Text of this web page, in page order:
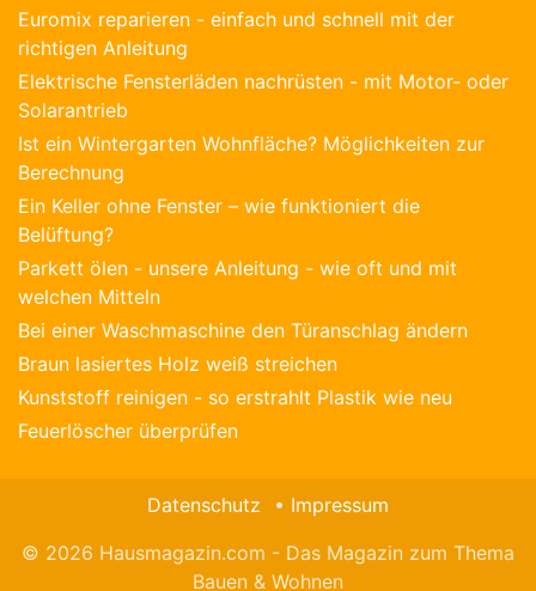
Euromix reparieren - einfach und schnell mit der
richtigen Anleitung
Elektrische Fensterläden nachrüsten - mit Motor- oder
Solarantrieb
Ist ein Wintergarten Wohnfläche? Möglichkeiten zur
Berechnung
Ein Keller ohne Fenster – wie funktioniert die
Belüftung?
Parkett ölen - unsere Anleitung - wie oft und mit
welchen Mitteln
Bei einer Waschmaschine den Türanschlag ändern
Braun lasiertes Holz weiß streichen
Kunststoff reinigen - so erstrahlt Plastik wie neu
Feuerlöscher überprüfen
Datenschutz
Impressum
© 2026 Hausmagazin.com - Das Magazin zum Thema
Bauen & Wohnen